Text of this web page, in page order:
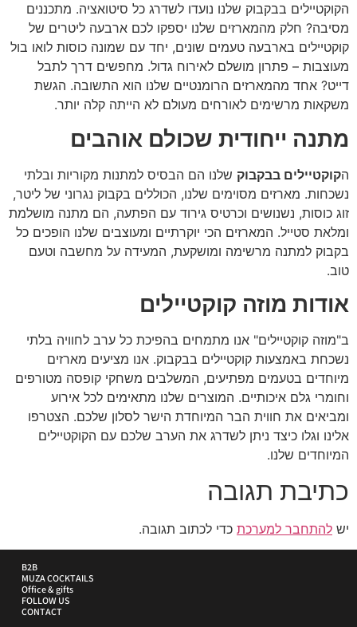
הקוקטיילים בבקבוק שלנו נועדו לשדרג כל סיטואציה. מתכננים
מסיבה? חלק מהמארזים שלנו יספקו לכם ארבעה ליטרים של
קוקטיילים בארבעה טעמים שונים, יחד עם שמונה כוסות לואו בול
מעוצבות – פתרון מושלם לאירוח גדול. מחפשים דרך לתבל
דייט? אחד מהמארזים הרומנטיים שלנו הוא התשובה. הגשת
משקאות מרשימים לאורחים מעולם לא הייתה קלה יותר.
מתנה ייחודית שכולם אוהבים
הקוקטיילים בבקבוק שלנו הם הבסיס למתנות מקוריות ובלתי
נשכחות. מארזים מסוימים שלנו, הכוללים בקבוק נגרוני של ליטר,
זוג כוסות, נשנושים וכרטיס גירוד עם הפתעה, הם מתנה מושלמת
ומלאת סטייל. המארזים הכי יוקרתיים ומעוצבים שלנו הופכים כל
בקבוק למתנה מרשימה ומושקעת, המעידה על מחשבה וטעם
טוב.
אודות מוזה קוקטיילים
ב"מוזה קוקטיילים" אנו מתמחים בהפיכת כל ערב לחוויה בלתי
נשכחת באמצעות קוקטיילים בבקבוק. אנו מציעים מארזים
מיוחדים בטעמים מפתיעים, המשלבים משחקי קופסה מטורפים
וחומרי גלם איכותיים. המוצרים שלנו מתאימים לכל אירוע
ומביאים את חווית הבר המיוחדת הישר לסלון שלכם. הצטרפו
אלינו וגלו כיצד ניתן לשדרג את הערב שלכם עם הקוקטיילים
המיוחדים שלנו.
כתיבת תגובה
יש להתחבר למערכת כדי לכתוב תגובה.
B2B
MUZA COCKTAILS
Office & gifts
FOLLOW US
CONTACT